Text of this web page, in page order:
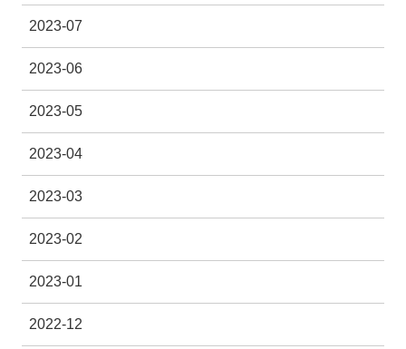
2023-07
2023-06
2023-05
2023-04
2023-03
2023-02
2023-01
2022-12